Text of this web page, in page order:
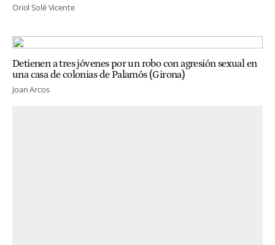
Oriol Solé Vicente
Detienen a tres jóvenes por un robo con agresión sexual en
una casa de colonias de Palamós (Girona)
Joan Arcos